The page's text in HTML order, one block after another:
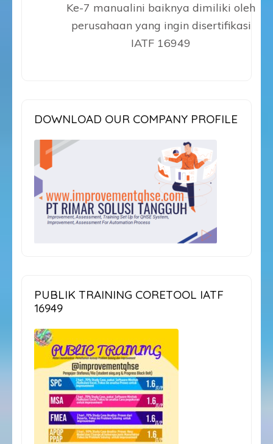
Ke-7 manualini baiknya dimiliki oleh
perusahaan yang ingin disertifikasi
IATF 16949
DOWNLOAD OUR COMPANY PROFILE
PUBLIK TRAINING CORETOOL IATF
16949